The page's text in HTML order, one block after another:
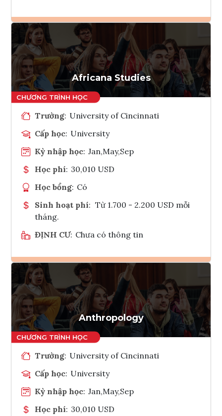
Ghi danh
Tham vấn Interlink
Africana Studies
Trường: University of Cincinnati
Cấp học: University
Kỳ nhập học: Jan,May,Sep
Học phí: 30,010 USD
Học bổng: Có
Sinh hoạt phí: Từ 1.700 - 2.200 USD mỗi
tháng.
ĐỊNH CƯ: Chưa có thông tin
Ghi danh
Tham vấn Interlink
Anthropology
Trường: University of Cincinnati
Cấp học: University
Kỳ nhập học: Jan,May,Sep
Học phí: 30,010 USD